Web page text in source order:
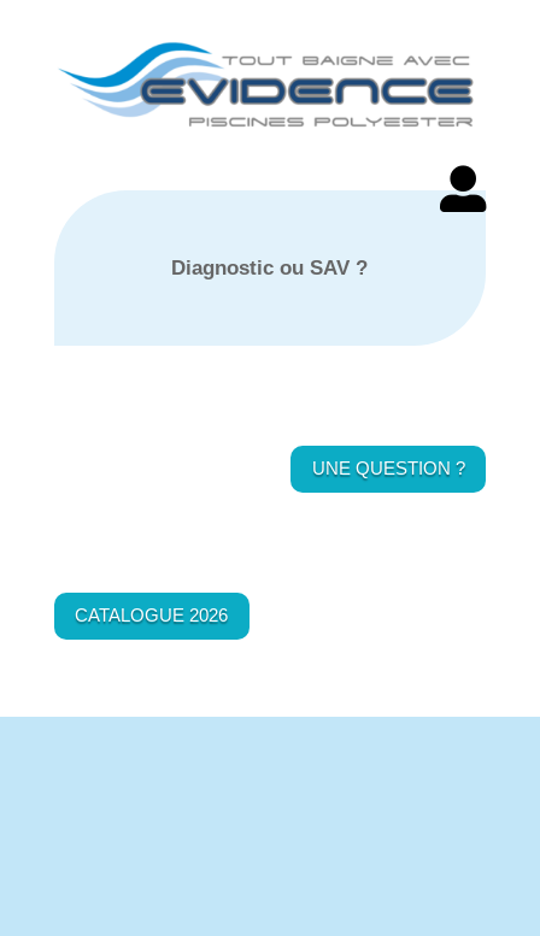
Diagnostic ou SAV ?
UNE QUESTION ?
CATALOGUE 2026
